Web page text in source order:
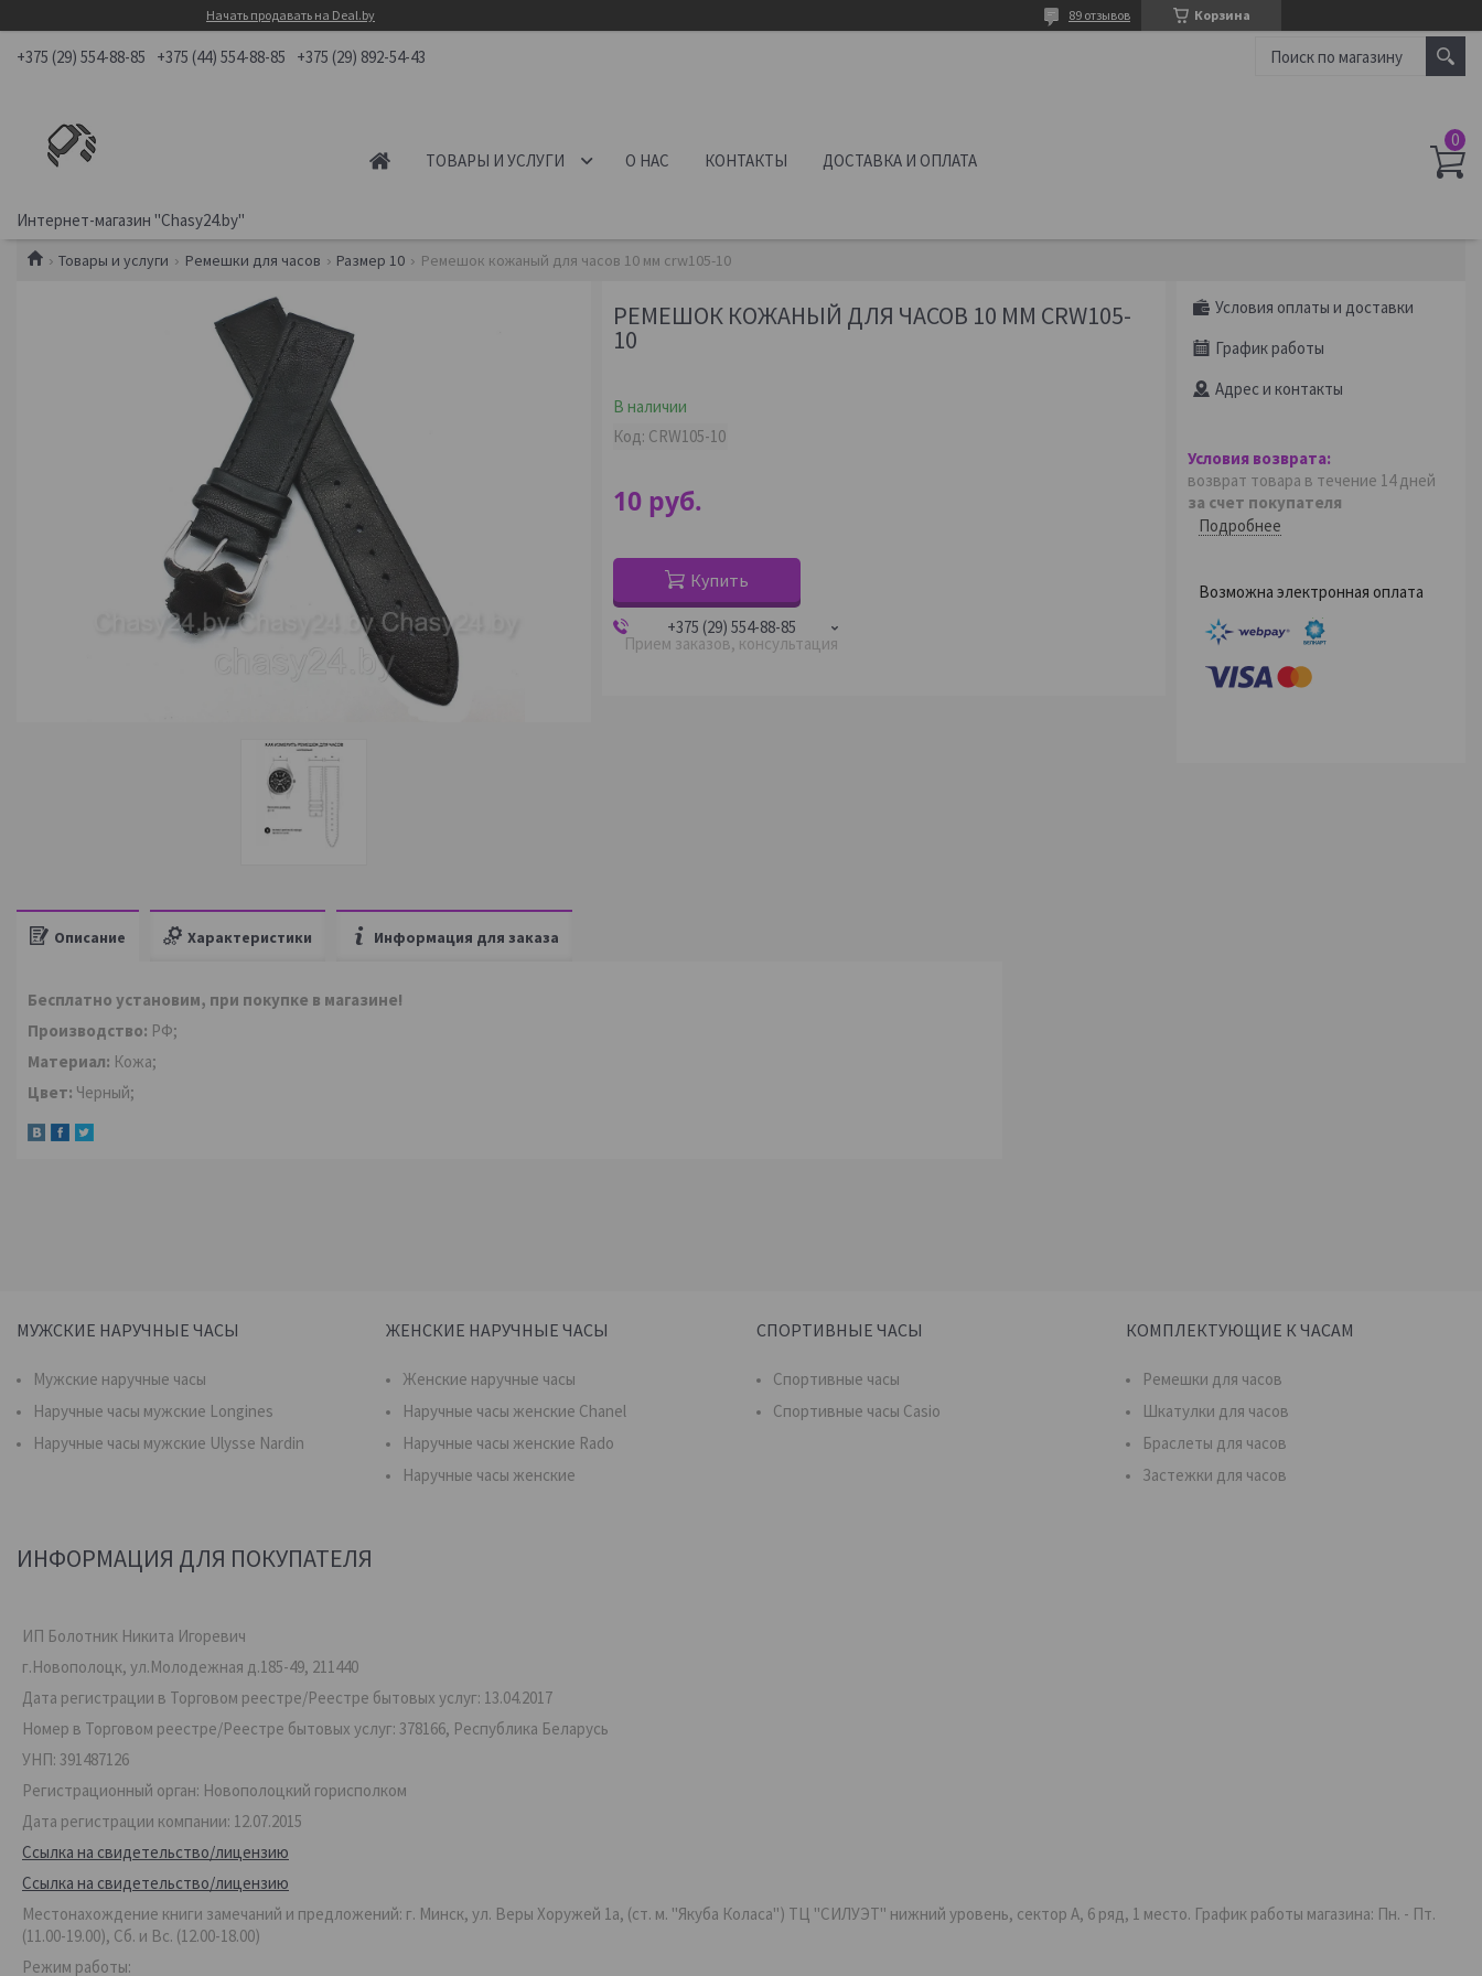
Начать продавать на Deal.by Корзина
89 отзывов
+375 (29) 554-88-85 +375 (44) 554-88-85 +375 (29) 892-54-43
Интернет-магазин "Chasy24.by"
ТОВАРЫ И УСЛУГИ О НАС КОНТАКТЫ ДОСТАВКА И ОПЛАТА
Товары и услуги Ремешки для часов Размер 10 Ремешок кожаный для часов 10 мм crw105-10
РЕМЕШОК КОЖАНЫЙ ДЛЯ ЧАСОВ 10 ММ CRW105-
10
В наличии
Код: CRW105-10
10 руб.
Купить
+375 (29) 554-88-85
Прием заказов, консультация
Условия оплаты и доставки
График работы
Адрес и контакты
возврат товара в течение 14 дней
за счет покупателя
Подробнее
Описание Характеристики Информация для заказа
Бесплатно установим, при покупке в магазине!
Производство: РФ;
Материал: Кожа;
Цвет: Черный;
МУЖСКИЕ НАРУЧНЫЕ ЧАСЫ
Мужские наручные часы
Наручные часы мужские Longines
Наручные часы мужские Ulysse Nardin
ЖЕНСКИЕ НАРУЧНЫЕ ЧАСЫ
Женские наручные часы
Наручные часы женские Chanel
Наручные часы женские Rado
Наручные часы женские
СПОРТИВНЫЕ ЧАСЫ
Спортивные часы
Спортивные часы Casio
КОМПЛЕКТУЮЩИЕ К ЧАСАМ
Ремешки для часов
Шкатулки для часов
Браслеты для часов
Застежки для часов
ИНФОРМАЦИЯ ДЛЯ ПОКУПАТЕЛЯ
ИП Болотник Никита Игоревич
г.Новополоцк, ул.Молодежная д.185-49, 211440
Дата регистрации в Торговом реестре/Реестре бытовых услуг: 13.04.2017
Номер в Торговом реестре/Реестре бытовых услуг: 378166, Республика Беларусь
УНП: 391487126
Регистрационный орган: Новополоцкий горисполком
Дата регистрации компании: 12.07.2015
Ссылка на свидетельство/лицензию
Ссылка на свидетельство/лицензию
Местонахождение книги замечаний и предложений: г. Минск, ул. Веры Хоружей 1а, (ст. м. "Якуба Коласа") ТЦ "СИЛУЭТ" нижний уровень, сектор А, 6 ряд, 1 место. График работы магазина: Пн. - Пт.
(11.00-19.00), Сб. и Вс. (12.00-18.00)
Режим работы: